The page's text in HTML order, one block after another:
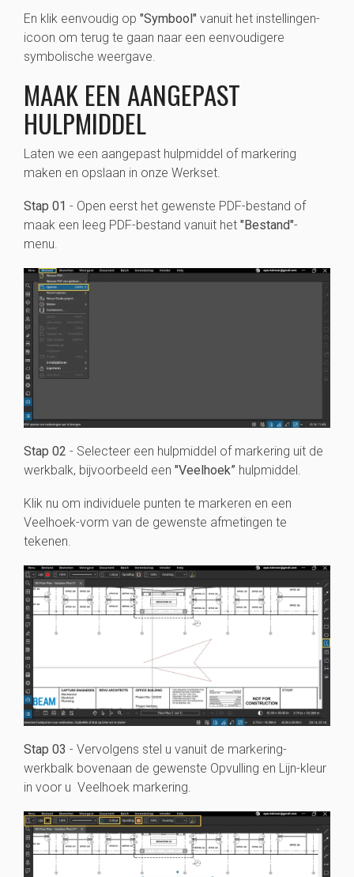
En klik eenvoudig op "Symbool" vanuit het instellingen-
icoon om terug te gaan naar een eenvoudigere
symbolische weergave.
MAAK EEN AANGEPAST
HULPMIDDEL
Laten we een aangepast hulpmiddel of markering
maken en opslaan in onze Werkset.
Stap 01 - Open eerst het gewenste PDF-bestand of
maak een leeg PDF-bestand vanuit het "Bestand"-
menu.
Stap 02 - Selecteer een hulpmiddel of markering uit de
werkbalk, bijvoorbeeld een "Veelhoek” hulpmiddel.
Klik nu om individuele punten te markeren en een
Veelhoek-vorm van de gewenste afmetingen te
tekenen.
Stap 03 - Vervolgens stel u vanuit de markering-
werkbalk bovenaan de gewenste Opvulling en Lijn-kleur
in voor u Veelhoek markering.